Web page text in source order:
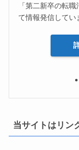
「第二新卒の転
て情報発信してい
当サイトはリン